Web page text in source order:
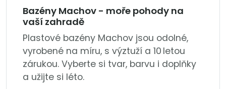
Bazény Machov - moře pohody na
vaší zahradě
Plastové bazény Machov jsou odolné,
vyrobené na míru, s výztuží a 10 letou
zárukou. Vyberte si tvar, barvu i doplňky
a užijte si léto.